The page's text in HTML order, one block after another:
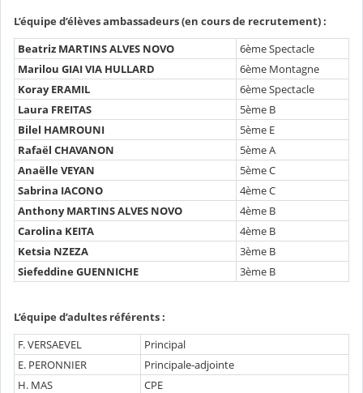
L’équipe d’élèves ambassadeurs (en cours de recrutement) :
Beatriz MARTINS ALVES NOVO
6ème Spectacle
Marilou GIAI VIA HULLARD
6ème Montagne
Koray ERAMIL
6ème Spectacle
Laura FREITAS
5ème B
Bilel HAMROUNI
5ème E
Rafaël CHAVANON
5ème A
Anaëlle VEYAN
5ème C
Sabrina IACONO
4ème C
Anthony MARTINS ALVES NOVO
4ème B
Carolina KEITA
4ème B
Ketsia NZEZA
3ème B
Siefeddine GUENNICHE
3ème B
L’équipe d’adultes référents :
F. VERSAEVEL
Principal
E. PERONNIER
Principale-adjointe
H. MAS
CPE